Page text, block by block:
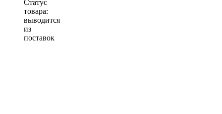
Статус
товара:
выводится
из
поставок